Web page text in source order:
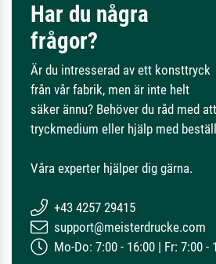
Har du några
frågor?
Är du intresserad av ett konsttryck
från vår fabrik, men är inte helt
säker ännu? Behöver du råd med
tryckmedium eller hjälp med
Våra experter hjälper dig gärna.
+43 4257 29415
support@meisterdrucke.com
Mo-Do: 7:00 - 16:00 | Fr: 7:00 -